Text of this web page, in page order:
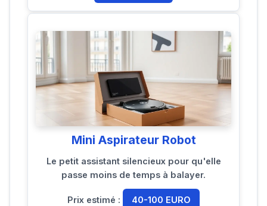
Mini Aspirateur Robot
Le petit assistant silencieux pour qu'elle
passe moins de temps à balayer.
Prix estimé : 40-100 EURO